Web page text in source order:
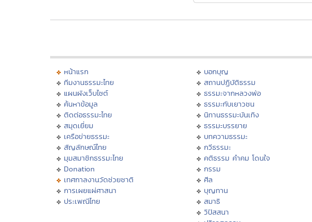
หน้าแรก
ทีมงานธรรมะไทย
แผนผังเว็บไซต์
ค้นหาข้อมูล
ติดต่อธรรมะไทย
สมุดเยี่ยม
เครือข่ายธรรมะ
สัญลักษณ์ไทย
มุมสมาชิกธรรมะไทย
Donation
เทศกาลงานวัดช่วยชาติ
การเผยแผ่ศาสนา
ประเพณีไทย
บอกบุญ
สถานปฏิบัติธรรม
ธรรมะจากหลวงพ่อ
ธรรมะกับเยาวชน
นิทานธรรมะบันเทิง
ธรรมะบรรยาย
บทความธรรมะ
กวีธรรมะ
คติธรรม คำคม โดนใจ
กรรม
ศีล
บุญทาน
สมาธิ
วิปัสสนา